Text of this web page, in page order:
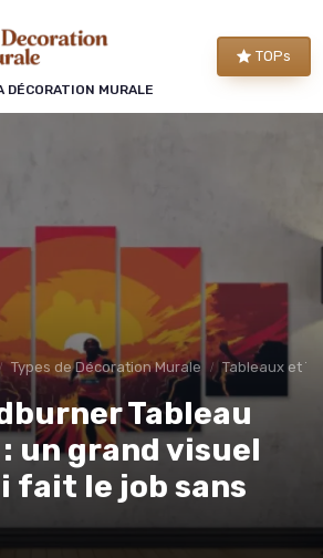
DÉCORATION MURALE
TOPs
Types de Décoration Murale Tableaux et
Tableau
un grand visuel
fait le job sans
cookies